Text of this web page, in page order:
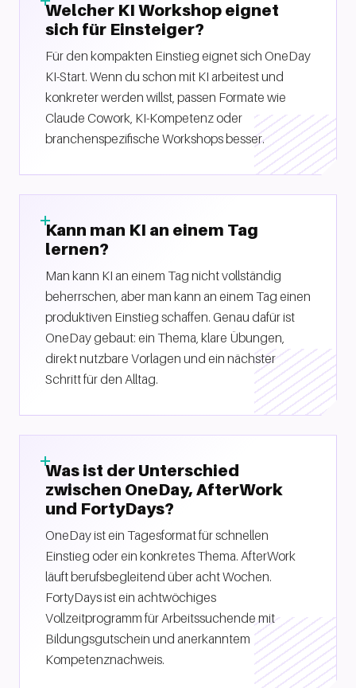
Welcher KI Workshop eignet
sich für Einsteiger?
Für den kompakten Einstieg eignet sich OneDay
KI-Start. Wenn du schon mit KI arbeitest und
konkreter werden willst, passen Formate wie
Claude Cowork, KI-Kompetenz oder
branchenspezifische Workshops besser.
Kann man KI an einem Tag
lernen?
Man kann KI an einem Tag nicht vollständig
beherrschen, aber man kann an einem Tag einen
produktiven Einstieg schaffen. Genau dafür ist
OneDay gebaut: ein Thema, klare Übungen,
direkt nutzbare Vorlagen und ein nächster
Schritt für den Alltag.
Was ist der Unterschied
zwischen OneDay, AfterWork
und FortyDays?
OneDay ist ein Tagesformat für schnellen
Einstieg oder ein konkretes Thema. AfterWork
läuft berufsbegleitend über acht Wochen.
FortyDays ist ein achtwöchiges
Vollzeitprogramm für Arbeitssuchende mit
Bildungsgutschein und anerkanntem
Kompetenznachweis.